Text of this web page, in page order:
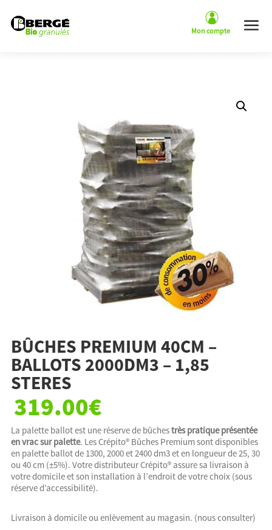
BÛCHES PREMIUM 40CM –
BALLOTS 2000DM3 – 1,85
STERES
319.00€
La palette ballot est une réserve de bûchestrès pratique présentée
en vrac sur palette. Les Crépito® Bûches Premium sont disponibles
en palette ballot de 1300, 2000 et 2400 dm3 et en longueur de 25, 30
ou 40 cm (±5%). Votre distributeur Crépito® assure sa livraison à
votre domicile et son installation à l’endroit de votre choix (sous
réserve d’accessibilité).
Livraison à domicile ou enlèvement au magasin. (nous consulter)